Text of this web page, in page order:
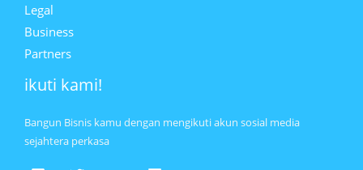
Legal
Business
Partners
ikuti kami!
Bangun Bisnis kamu dengan mengikuti akun sosial media
sejahtera perkasa